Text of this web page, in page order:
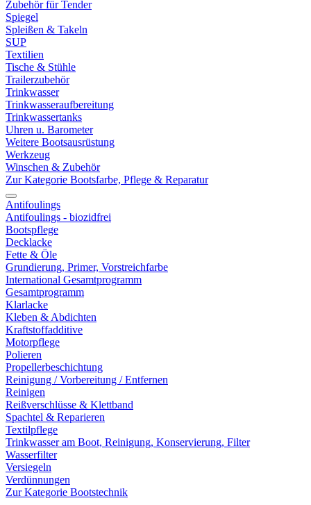
Zubehör für Tender
Spiegel
Spleißen & Takeln
SUP
Textilien
Tische & Stühle
Trailerzubehör
Trinkwasser
Trinkwasseraufbereitung
Trinkwassertanks
Uhren u. Barometer
Weitere Bootsausrüstung
Werkzeug
Winschen & Zubehör
Zur Kategorie Bootsfarbe, Pflege & Reparatur
Antifoulings
Antifoulings - biozidfrei
Bootspflege
Decklacke
Fette & Öle
Grundierung, Primer, Vorstreichfarbe
International Gesamtprogramm
Gesamtprogramm
Klarlacke
Kleben & Abdichten
Kraftstoffadditive
Motorpflege
Polieren
Propellerbeschichtung
Reinigung / Vorbereitung / Entfernen
Reinigen
Reißverschlüsse & Klettband
Spachtel & Reparieren
Textilpflege
Trinkwasser am Boot, Reinigung, Konservierung, Filter
Wasserfilter
Versiegeln
Verdünnungen
Zur Kategorie Bootstechnik